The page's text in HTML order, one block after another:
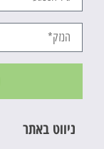
ניווט באתר